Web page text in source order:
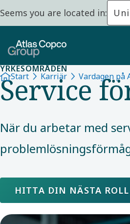
Seems you are located in:
Start Karriär Vardagen på
YRKESOMRÅDEN
Service
När du arbetar med
HITTA DIN NÄSTA